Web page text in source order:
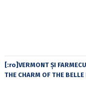
[:ro]VERMONT ȘI
THE CHARM OF THE